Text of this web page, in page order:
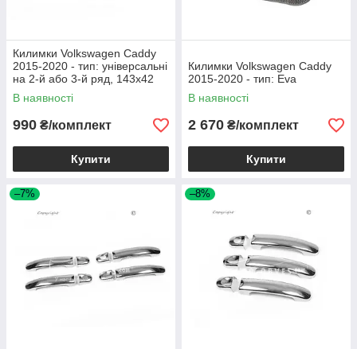
Килимки Volkswagen Caddy
2015-2020 - тип: універсальні
на 2-й або 3-й ряд, 143х42
см
В наявності
990 ₴/комплект
Купити
Килимки Volkswagen Caddy
2015-2020 - тип: Eva
В наявності
2 670 ₴/комплект
Купити
–7% –8%